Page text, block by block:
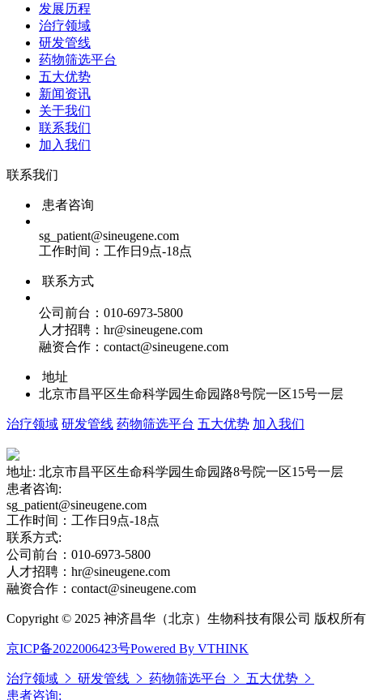
发展历程
治疗领域
研发管线
药物筛选平台
五大优势
新闻资讯
关于我们
联系我们
加入我们
联系我们
患者咨询
sg_patient@sineugene.com
工作时间：工作日9点-18点
联系方式
公司前台：010-6973-5800
人才招聘：hr@sineugene.com
融资合作：contact@sineugene.com
地址
北京市昌平区生命科学园生命园路8号院一区15号一层
治疗领域 研发管线 药物筛选平台 五大优势 加入我们
地址: 北京市昌平区生命科学园生命园路8号院一区15号一层
患者咨询:
sg_patient@sineugene.com
工作时间：工作日9点-18点
联系方式:
公司前台：010-6973-5800
人才招聘：hr@sineugene.com
融资合作：contact@sineugene.com
Copyright © 2025 神济昌华（北京）生物科技有限公司 版权所有
京ICP备2022006423号Powered By VTHINK
治疗领域 研发管线 药物筛选平台
五大优势
患者咨询: